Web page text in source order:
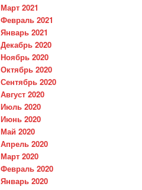
Март 2021
Февраль 2021
Январь 2021
Декабрь 2020
Ноябрь 2020
Октябрь 2020
Сентябрь 2020
Август 2020
Июль 2020
Июнь 2020
Май 2020
Апрель 2020
Март 2020
Февраль 2020
Январь 2020